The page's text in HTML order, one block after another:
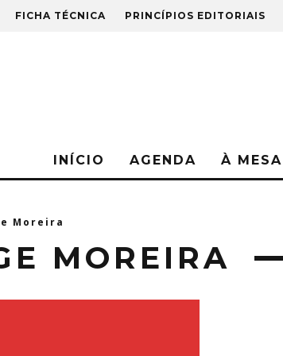
FICHA TÉCNICA PRINCÍPIOS EDITORIAIS
INÍCIO AGENDA À MESA
Moreira
MOREIRA